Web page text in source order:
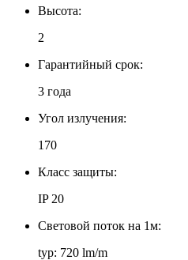
Высота:
2
Гарантийный срок:
3 года
Угол излучения:
170
Класс защиты:
IP 20
Световой поток на 1м:
typ: 720 lm/m